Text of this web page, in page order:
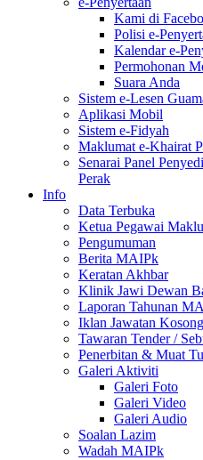
Kami di
Polisi e-
Kalendar e-
Permohonan
Suara Anda
Sistem e-Lesen
Aplikasi Mobil
Sistem e-Fidyah
Maklumat e-Khairat
Senarai Panel
Perak
Info
Data Terbuka
Ketua Pegawai
Pengumuman
Berita MAIPk
Keratan Akhbar
Klinik Jawi Dewan
Laporan Tahunan
Iklan Jawatan Kosong
Tawaran Tender /
Penerbitan & Muat
Galeri Aktiviti
Galeri Foto
Galeri Video
Galeri Audio
Soalan Lazim
Wadah MAIPk